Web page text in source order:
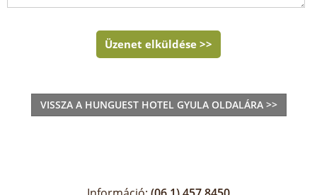
Üzenet elküldése >>
VISSZA A HUNGUEST HOTEL GYULA OLDALÁRA >>